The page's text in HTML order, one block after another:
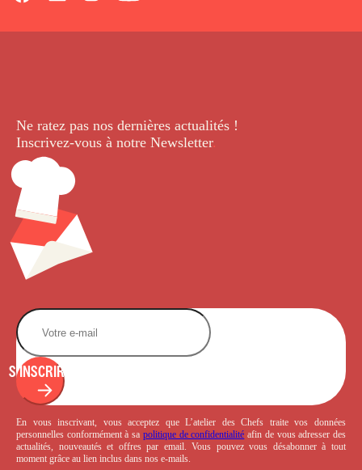
Ne ratez pas nos dernières actualités !
Inscrivez-vous à notre Newsletter.
S'INSCRIRE
En vous inscrivant, vous acceptez que L’atelier des Chefs traite vos données
personnelles conformément à sa politique de confidentialité afin de vous adresser des
actualités, nouveautés et offres par email. Vous pouvez vous désabonner à tout
moment grâce au lien inclus dans nos e-mails.